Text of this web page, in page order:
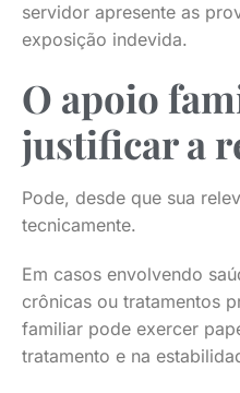
servidor apresente as
exposição indevida.
O apoio
justificar a
Pode, desde que sua
tecnicamente.
Em casos envolvendo
crônicas ou tratamentos
familiar pode exercer
tratamento e na